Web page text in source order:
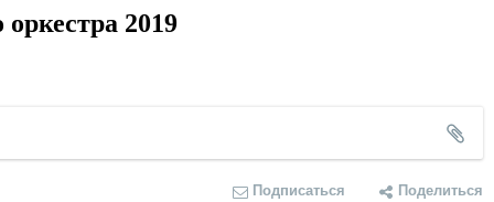
2019
Подписаться Поделиться